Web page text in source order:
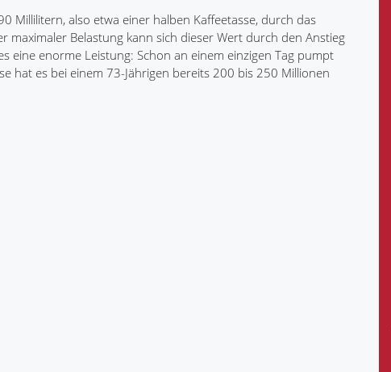
Millilitern, also etwa einer halben Kaffeetasse, durch das
Belastung kann sich dieser Wert durch den Anstieg
eine enorme Leistung: Schon an einem einzigen Tag pumpt
hat es bei einem 73-Jährigen bereits 200 bis 250 Millionen